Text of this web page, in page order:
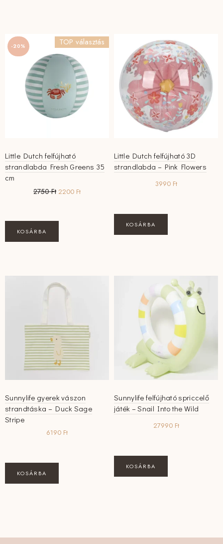
-20% TOP választás
Little Dutch felfújható
strandlabda Fresh Greens 35
cm
2750Ft Original
2750 Ft.
2200 FtCurrent
KOSÁRBA
Little Dutch felfújható 3D
strandlabda – Pink Flowers
3990 Ft
KOSÁRBA
Sunnylife gyerek vászon
strandtáska – Duck Sage
Stripe
6190 Ft
KOSÁRBA
Sunnylife felfújható spriccelő
játék – Snail Into the Wild
27990 Ft
KOSÁRBA